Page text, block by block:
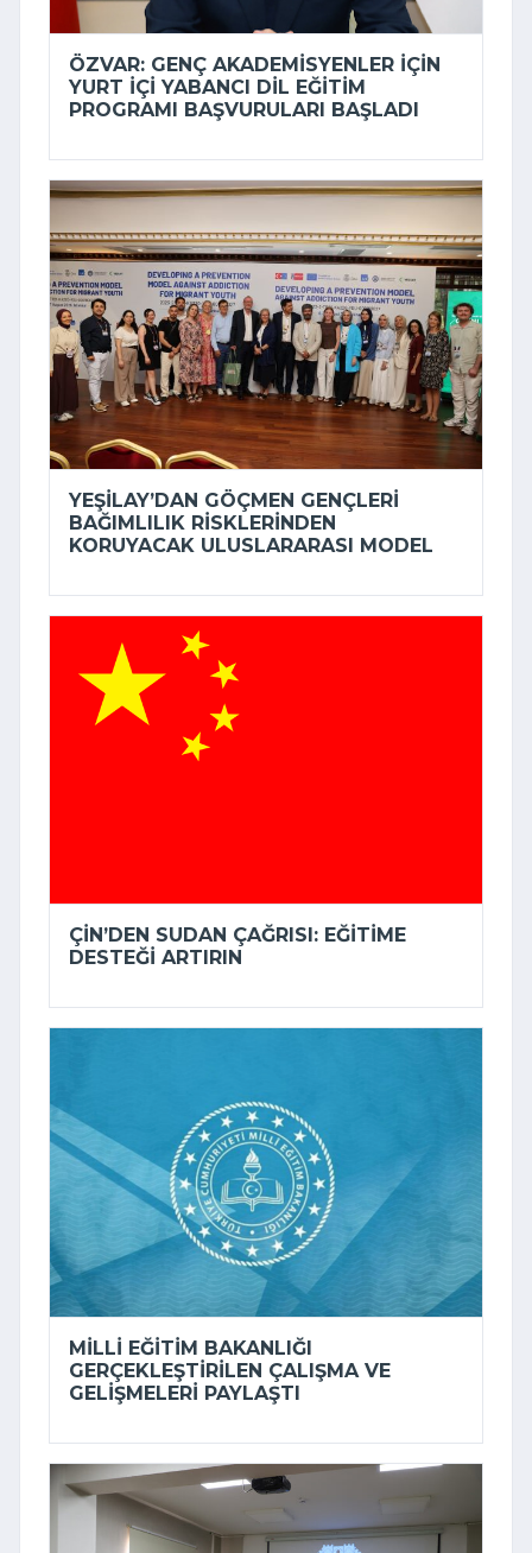
ÖZVAR: GENÇ AKADEMISYENLER IÇIN
YURT IÇI YABANCI DIL EĞITIM
PROGRAMI BAŞVURULARI BAŞLADI
YEŞILAY’DAN GÖÇMEN GENÇLERI
BAĞIMLILIK RISKLERINDEN
KORUYACAK ULUSLARARASI MODEL
ÇIN’DEN SUDAN ÇAĞRISI: EĞITIME
DESTEĞI ARTIRIN
MILLI EĞITIM BAKANLIĞI
GERÇEKLEŞTIRILEN ÇALIŞMA VE
GELIŞMELERI PAYLAŞTI